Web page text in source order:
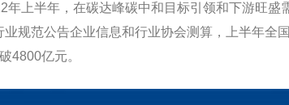
年上半年，在碳达峰碳中和目标引领和下游旺盛
规范公告企业信息和行业协会测算，上半年全
4800亿元。